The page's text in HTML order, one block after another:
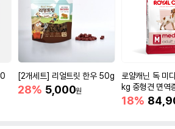
[2개세트] 리얼트릿 한우 50g
28% 5,000원
로얄캐닌 독 미
kg 중형견 면역
18%